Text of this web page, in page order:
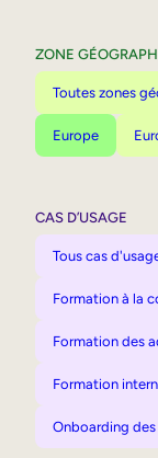
ZONE
Toutes zones
Europe
CAS D’USAGE
Tous cas
Formation à la
Formation des
Formation
Onboarding